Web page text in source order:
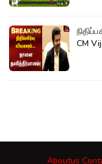
CM
Aboutus